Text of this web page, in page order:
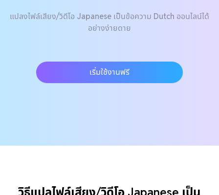
แปลงไฟล์เสียง/วิดีโอ Japanese เป็นข้อความ Dutch ออนไลน์ได้
อย่างง่ายดาย
เริ่มใช้งานฟรี